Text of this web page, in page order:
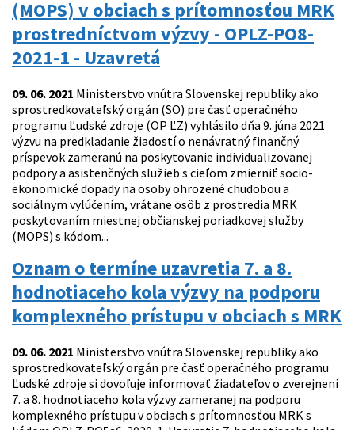
(MOPS) v obciach s prítomnosťou MRK
prostredníctvom výzvy - OPLZ-PO8-
2021-1 - Uzavretá
09. 06. 2021 Ministerstvo vnútra Slovenskej republiky ako
sprostredkovateľský orgán (SO) pre časť operačného
programu Ľudské zdroje (OP ĽZ) vyhlásilo dňa 9. júna 2021
výzvu na predkladanie žiadostí o nenávratný finančný
príspevok zameranú na poskytovanie individualizovanej
podpory a asistenčných služieb s cieľom zmierniť socio-
ekonomické dopady na osoby ohrozené chudobou a
sociálnym vylúčením, vrátane osôb z prostredia MRK
poskytovaním miestnej občianskej poriadkovej služby
(MOPS) s kódom...
Oznam o termíne uzavretia 7. a 8.
hodnotiaceho kola výzvy na podporu
komplexného prístupu v obciach s MRK
09. 06. 2021 Ministerstvo vnútra Slovenskej republiky ako
sprostredkovateľský orgán pre časť operačného programu
Ľudské zdroje si dovoľuje informovať žiadateľov o zverejnení
7. a 8. hodnotiaceho kola výzvy zameranej na podporu
komplexného prístupu v obciach s prítomnosťou MRK s